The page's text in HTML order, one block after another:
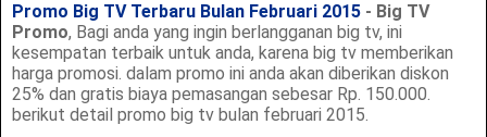
Promo Big TV Terbaru Bulan Februari 2015 - Big TV
Promo, Bagi anda yang ingin berlangganan big tv, ini
kesempatan terbaik untuk anda, karena big tv memberikan
harga promosi. dalam promo ini anda akan diberikan diskon
25% dan gratis biaya pemasangan sebesar Rp. 150.000.
berikut detail promo big tv bulan februari 2015.